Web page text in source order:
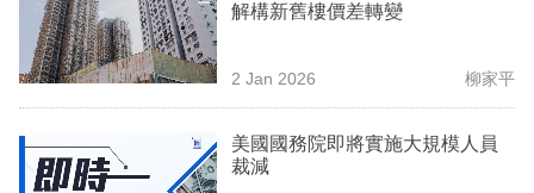
市
理
業
解構新舊樓價差轉變
2 Jan 2026 柳家平
美國國務院即將實施大規模人員
裁減